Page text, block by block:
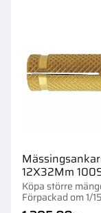
12X32Mm
Köpa större
Förpackad om 1/